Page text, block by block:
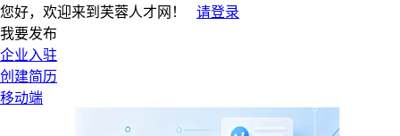
您好，欢迎来到芙蓉人才网！
请登录
我要发布
企业入驻
创建简历
移动端